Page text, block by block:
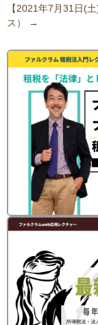
【2021年7月31日(
ス）
→